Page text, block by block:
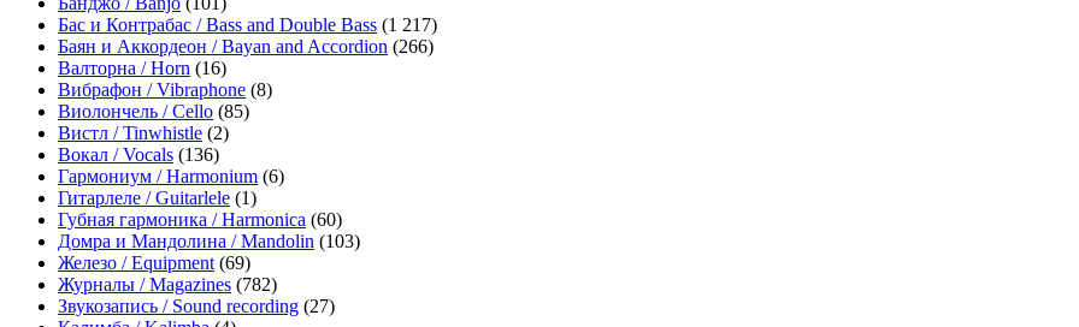
Бас и Контрабас / Bass and Double Bass (1 217)
Баян и Аккордеон / Bayan and Accordion (266)
Валторна / Horn (16)
Вибрафон / Vibraphone (8)
Виолончель / Cello (85)
Вистл / Tinwhistle (2)
Вокал / Vocals (136)
Гармониум / Harmonium (6)
Гитарлеле / Guitarlele (1)
Губная гармоника / Harmonica (60)
Домра и Мандолина / Mandolin (103)
Железо / Equipment (69)
Журналы / Magazines (782)
Звукозапись / Sound recording (27)